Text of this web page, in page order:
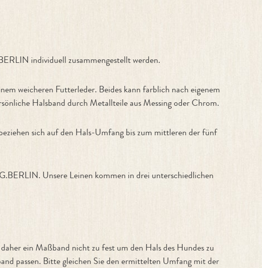
individuell zusammengestellt werden.
weicheren Futterleder. Beides kann farblich nach eigenem
Halsband durch Metallteile aus Messing oder Chrom.
sich auf den Hals-Umfang bis zum mittleren der fünf
Unsere Leinen kommen in drei unterschiedlichen
ein Maßband nicht zu fest um den Hals des Hundes zu
passen. Bitte gleichen Sie den ermittelten Umfang mit der